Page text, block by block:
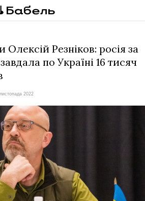
Олексій Резніков: росія за
по Україні 16 тисяч
2022